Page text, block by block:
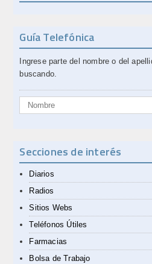
Guía Telefónica
Ingrese parte del nombre o del
buscando.
Secciones de interés
Diarios
Radios
Sitios Webs
Teléfonos Útiles
Farmacias
Bolsa de Trabajo